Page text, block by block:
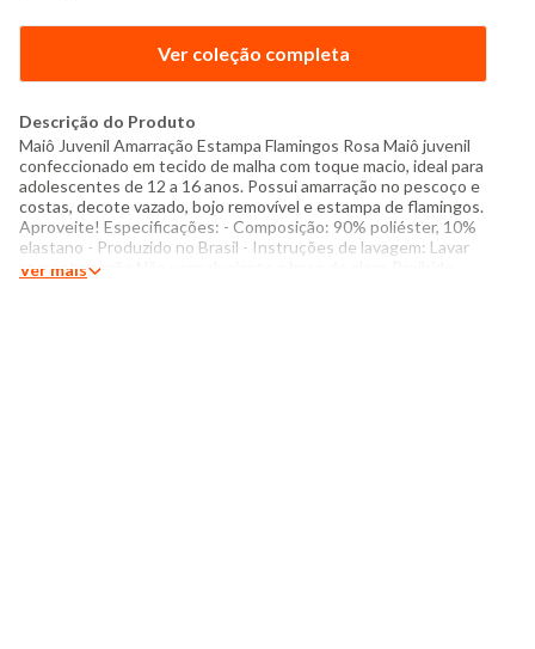
Ver coleção completa
Descrição do Produto
Maiô Juvenil Amarração Estampa Flamingos Rosa Maiô juvenil
confeccionado em tecido de malha com toque macio, ideal para
adolescentes de 12 a 16 anos. Possui amarração no pescoço e
costas, decote vazado, bojo removível e estampa de flamingos.
Aproveite! Especificações: - Composição: 90% poliéster, 10%
elastano - Produzido no Brasil - Instruções de lavagem: Lavar
somente a mão Não usar alvejante a base de cloro Proibido
Ver mais